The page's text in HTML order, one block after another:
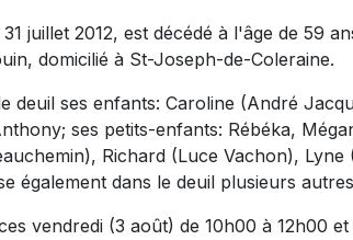
juillet 2012, est décédé à l'âge de 59
domicilié à St-Joseph-de-Coleraine.
deuil ses enfants: Caroline (André
ses petits-enfants: Rébéka,
Richard (Luce Vachon),
également dans le deuil plusieurs
vendredi (3 août) de 10h00 à 12h00